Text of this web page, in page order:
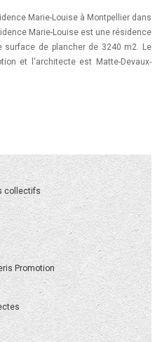
Marie-Louise à Montpellier dans
Marie-Louise est une résidence
de plancher de 3240 m2. Le
et l'architecte est Matte-Devaux-
collectifs
Promotion